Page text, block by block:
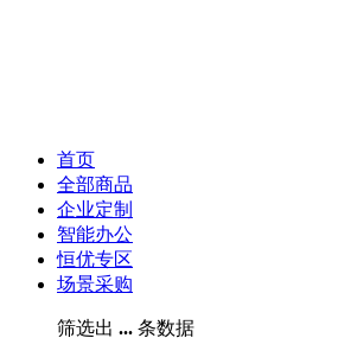
首页
全部商品
企业定制
智能办公
恒优专区
场景采购
筛选出 ... 条数据